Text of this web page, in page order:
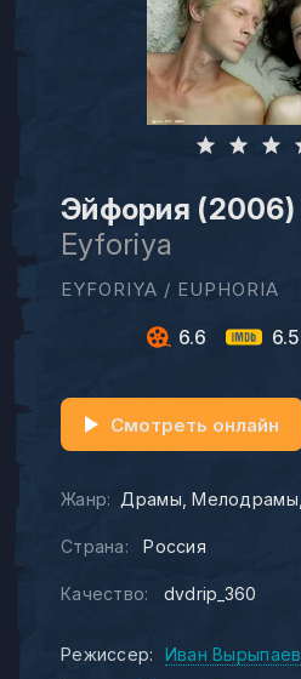
Эйфория (2006)
Eyforiya
EYFORIYA / EUPHORIA
6.6 6.5
Жанр: Драмы Мелодрамы
Страна: Россия
Качество: dvdrip_360
Смотреть онлайн
Режиссер:
Иван Вырыпаев